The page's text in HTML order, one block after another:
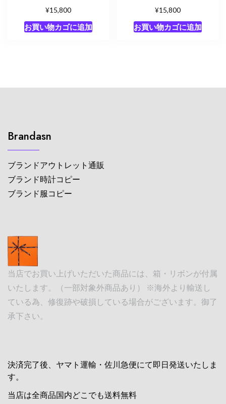
¥15,800
お買い物カゴに追加
¥15,800
お買い物カゴに追加
Brandasn
ブランドアウトレット通販
ブランド時計コピー
ブランド服コピー
当店でお買い上げいただいた商品には、箱・リボンが付属
いたします。（一部対象外商品あり） ※海外より輸送し
ている為、修復跡や破損している場合がございます。御了
承下さい。
決済完了後、ヤマト運輸・佐川急便にて即日発送いたしま
す。
当店は全商品国内どこでも送料無料